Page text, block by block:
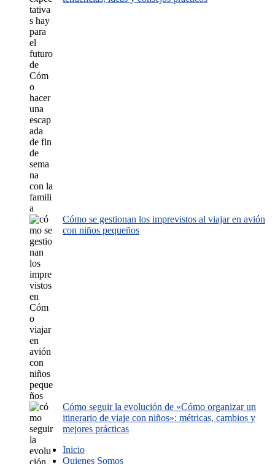
Cómo se gestionan los imprevistos al viajar en avión
con niños pequeños
Cómo seguir la evolución de «Cómo organizar un
itinerario de viaje con niños»: métricas, cambios y
mejores prácticas
Inicio
Quienes Somos